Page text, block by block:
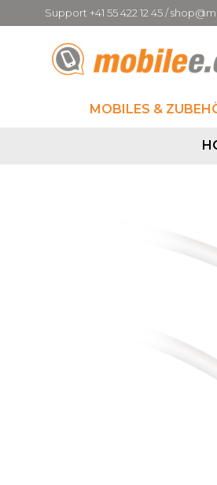
Support +41 55 422 12 45 /
MOBILES &